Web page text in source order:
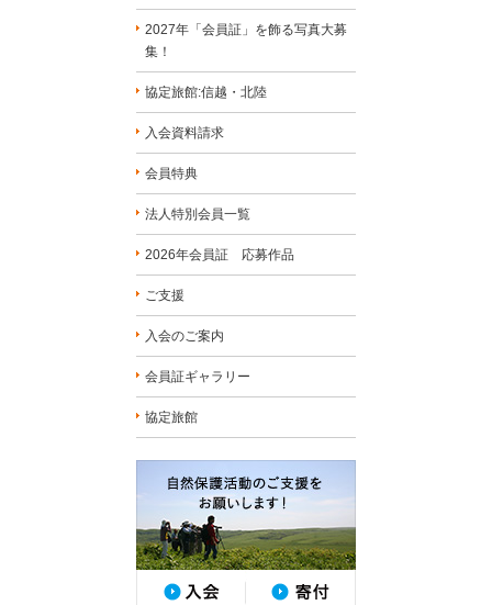
2027年「会員証」を飾る写真大募
集！
協定旅館:信越・北陸
入会資料請求
会員特典
法人特別会員一覧
2026年会員証 応募作品
ご支援
入会のご案内
会員証ギャラリー
協定旅館